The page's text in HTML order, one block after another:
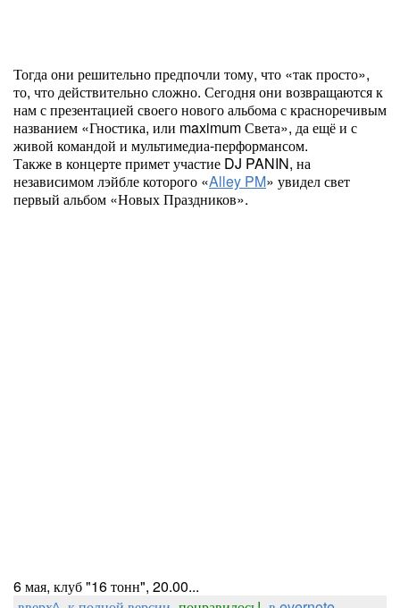
Тогда они решительно предпочли тому, что «так просто»,
то, что действительно сложно. Сегодня они возвращаются к
нам с презентацией своего нового альбома с красноречивым
названием «Гностика, или maximum Света», да ещё и с
живой командой и мультимедиа-перформансом.
Также в концерте примет участие DJ PANIN, на
независимом лэйбле которого «Alley PM» увидел свет
первый альбом «Новых Праздников».
6 мая, клуб "16 тонн", 20.00...